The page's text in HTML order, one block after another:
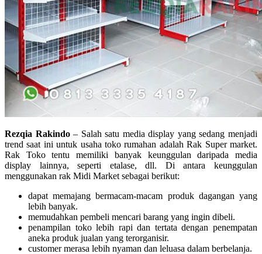
Rezqia Rakindo– Salah satu media display yang sedang menjadi
trend saat ini untuk usaha toko rumahan adalah Rak Super market.
Rak Toko tentu memiliki banyak keunggulan daripada media
display lainnya, seperti etalase, dll. Di antara keunggulan
menggunakan rak Midi Market sebagai berikut:
dapat memajang bermacam-macam produk dagangan yang
lebih banyak.
memudahkan pembeli mencari barang yang ingin dibeli.
penampilan toko lebih rapi dan tertata dengan penempatan
aneka produk jualan yang terorganisir.
customer merasa lebih nyaman dan leluasa dalam berbelanja.